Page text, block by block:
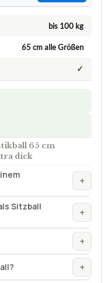
bis 100 kg
65 cm alle Größen
✓
65 cm
dick
+
Sitzball
+
+
+